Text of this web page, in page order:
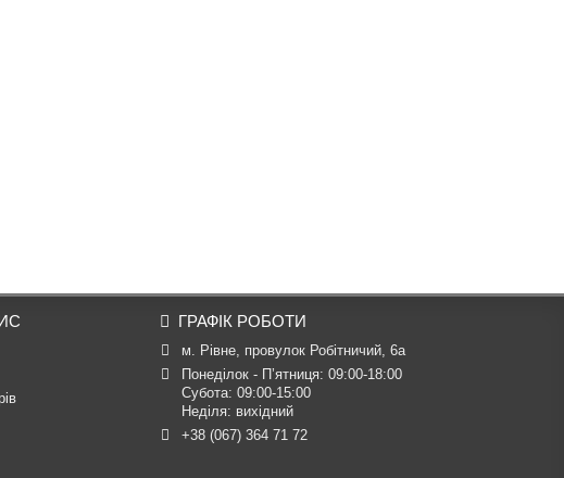
ГРАФІК РОБОТИ
м. Рівне, провулок Робітничий, 6а
Понеділок - П’ятниця: 09:00-18:00
Субота: 09:00-15:00
Неділя: вихідний
+38 (067) 364 71 72